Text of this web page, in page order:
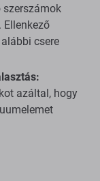
szerszámok
csere
azáltal, hogy